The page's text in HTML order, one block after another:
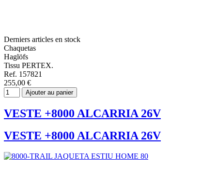
Derniers articles en stock
Chaquetas
Haglöfs
Tissu PERTEX.
Ref. 157821
255,00 €
Ajouter au panier
VESTE +8000 ALCARRIA 26V
VESTE +8000 ALCARRIA 26V